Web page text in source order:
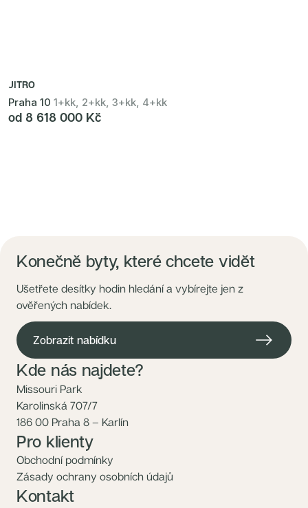
JITRO
Praha 10 1+kk, 2+kk, 3+kk, 4+kk
od 8 618 000 Kč
Konečně byty, které chcete vidět
Ušetřete desítky hodin hledání a vybírejte jen z
ověřených nabídek.
Zobrazit nabídku
Kde nás najdete?
Missouri Park
Karolinská 707/7
186 00 Praha 8 – Karlín
Pro klienty
Obchodní podmínky
Zásady ochrany osobních údajů
Kontakt